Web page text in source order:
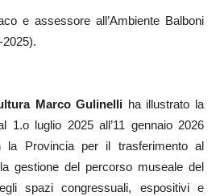
e assessore all’Ambiente Balboni
2025).
Marco Gulinelli ha illustrato la
1.o luglio 2025 all’11 gennaio 2026
la Provincia per il trasferimento al
gestione del percorso museale del
spazi congressuali, espositivi e